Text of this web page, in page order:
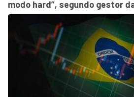
modo hard”, segundo gestor